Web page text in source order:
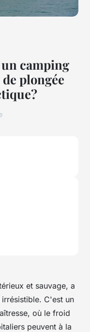
camping
plongée
et sauvage, a
C'est un
où le froid
peuvent à la